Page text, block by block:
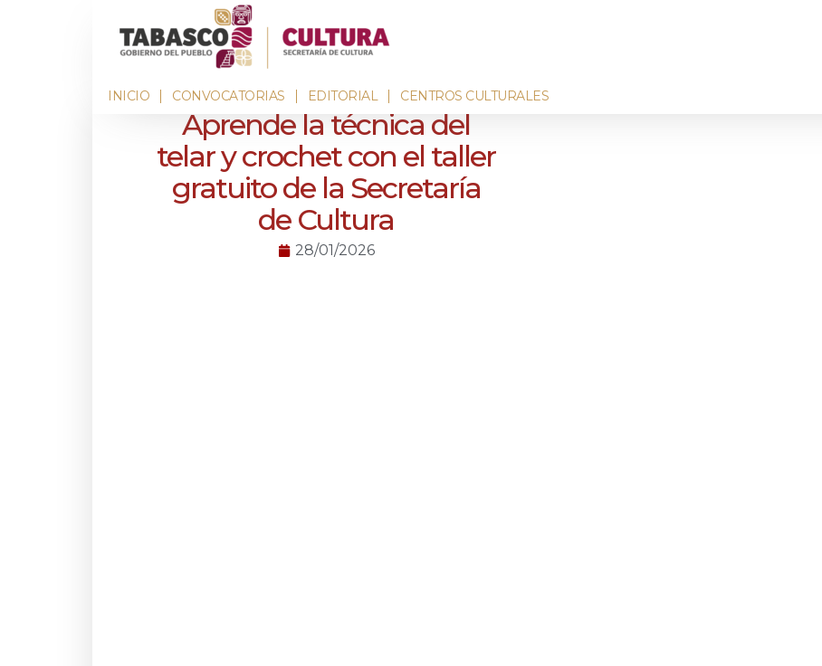
INICIO CONVOCATORIAS EDITORIAL CENTROS CULTURALES
Aprende la técnica del
telar y crochet con el taller
gratuito de la Secretaría
de Cultura
28/01/2026